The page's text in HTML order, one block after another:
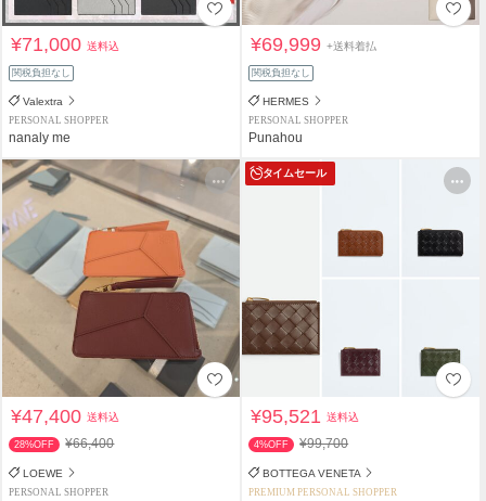
¥71,000送料込
関税負担なし
Valextra
PERSONAL SHOPPER
nanaly me
¥69,999+送料着払
関税負担なし
HERMES
PERSONAL SHOPPER
Punahou
¥47,400送料込
28%OFF ¥66,400
LOEWE
PERSONAL SHOPPER
タイムセール
¥95,521送料込
4%OFF ¥99,700
BOTTEGA VENETA
PREMIUM PERSONAL SHOPPER